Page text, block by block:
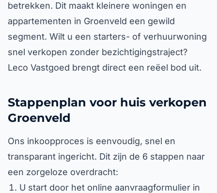
betrekken. Dit maakt kleinere woningen en
appartementen in Groenveld een gewild
segment. Wilt u een starters- of verhuurwoning
snel verkopen zonder bezichtigingstraject?
Leco Vastgoed brengt direct een reëel bod uit.
Stappenplan voor huis verkopen
Groenveld
Ons inkoopproces is eenvoudig, snel en
transparant ingericht. Dit zijn de 6 stappen naar
een zorgeloze overdracht:
U start door het online aanvraagformulier in